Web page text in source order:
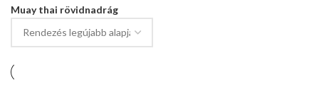
Muay thai rövidnadrág